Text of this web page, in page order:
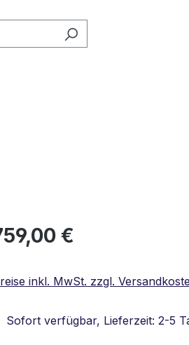
Preis:
€
inkl. MwSt. zzgl.
Sofort verfügbar, Lieferzeit: 2-5